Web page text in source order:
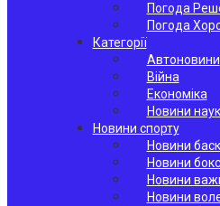
Погода
Погода
Категорії
Автоновини
Війна
Економіка
Новини
Новини спорту
Новини
Новини
Новини
Новини